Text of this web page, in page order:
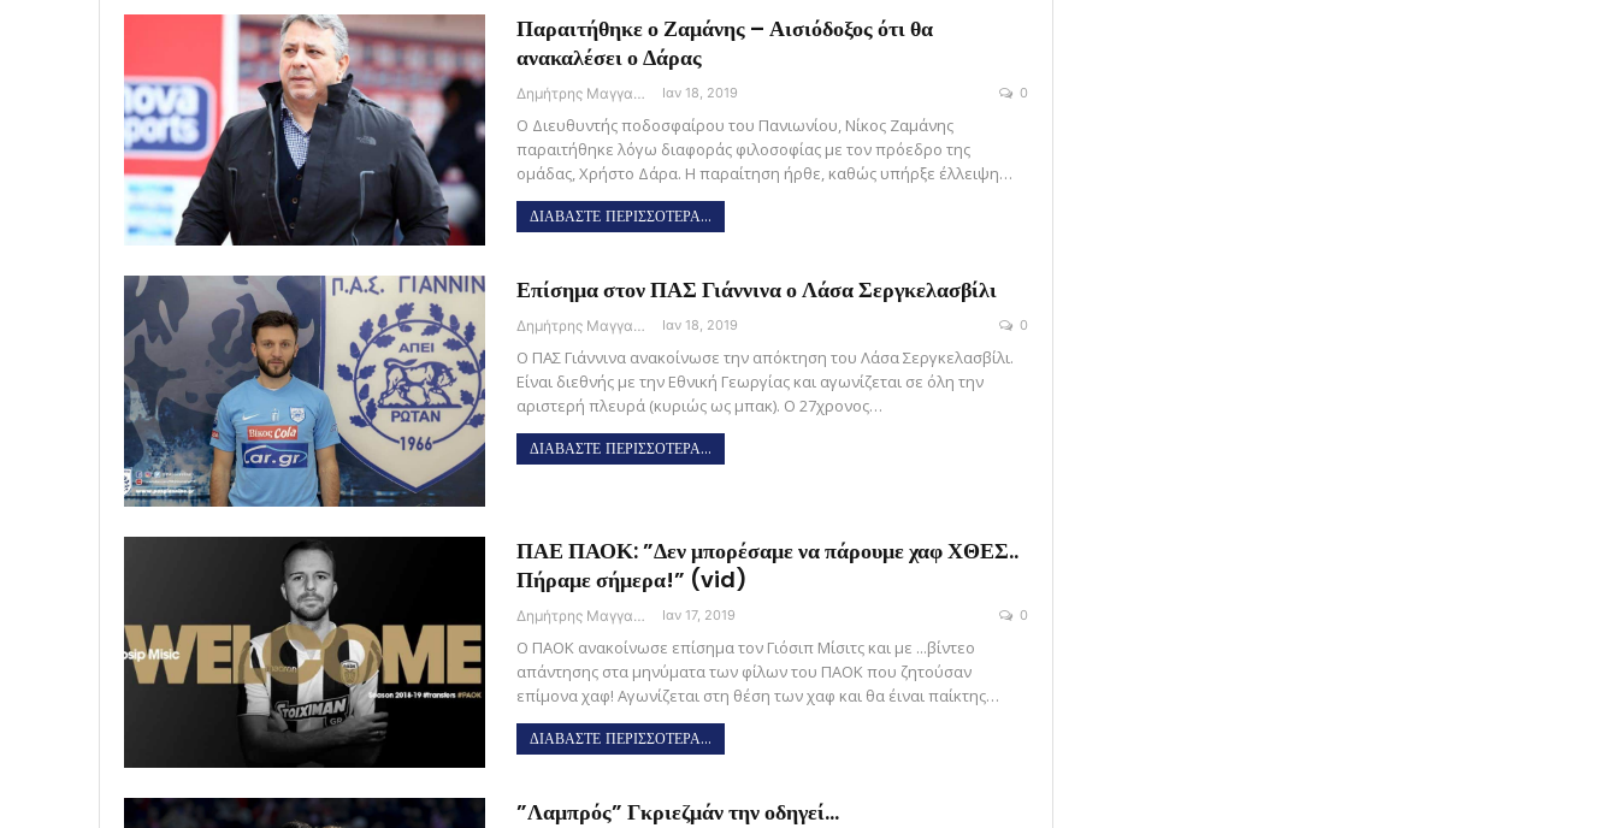
Παραιτήθηκε ο Ζαμάνης – Αισιόδοξος ότι θα
ανακαλέσει ο Δάρας
Δημήτρης Μαγγανάρης Ιαν 18, 2019 0
Ο Διευθυντής ποδοσφαίρου του Πανιωνίου, Νίκος Ζαμάνης
παραιτήθηκε λόγω διαφοράς φιλοσοφίας με τον πρόεδρο της
ομάδας, Χρήστο Δάρα. Η παραίτηση ήρθε, καθώς υπήρξε έλλειψη…
ΔΙΑΒΑΣΤΕ ΠΕΡΙΣΣΟΤΕΡΑ...
Επίσημα στον ΠΑΣ Γιάννινα ο Λάσα Σεργκελασβίλι
Δημήτρης Μαγγανάρης Ιαν 18, 2019 0
O ΠΑΣ Γιάννινα ανακοίνωσε την απόκτηση του Λάσα Σεργκελασβίλι.
Είναι διεθνής με την Εθνική Γεωργίας και αγωνίζεται σε όλη την
αριστερή πλευρά (κυριώς ως μπακ). Ο 27χρονος…
ΔΙΑΒΑΣΤΕ ΠΕΡΙΣΣΟΤΕΡΑ...
ΠΑΕ ΠΑΟΚ: ”Δεν μπορέσαμε να πάρουμε χαφ ΧΘΕΣ..
Πήραμε σήμερα!” (vid)
Δημήτρης Μαγγανάρης Ιαν 17, 2019 0
Ο ΠΑΟΚ ανακοίνωσε επίσημα τον Γιόσιπ Μίσιτς και με ...βίντεο
απάντησης στα μηνύματα των φίλων του ΠΑΟΚ που ζητούσαν
επίμονα χαφ! Αγωνίζεται στη θέση των χαφ και θα έιναι παίκτης…
ΔΙΑΒΑΣΤΕ ΠΕΡΙΣΣΟΤΕΡΑ...
”Λαμπρός” Γκριεζμάν την οδηγεί…